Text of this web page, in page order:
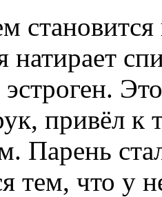
натирает
привёл к
Парень
тем, что у